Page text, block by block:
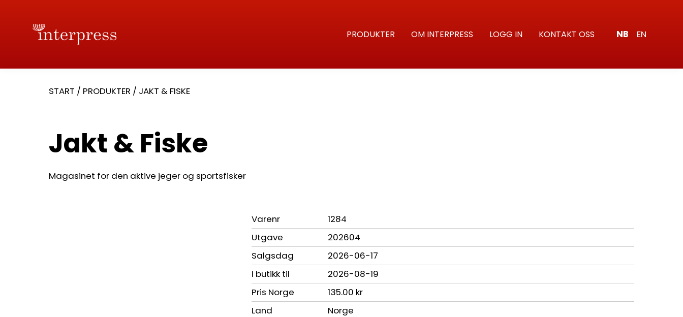
PRODUKTER OM INTERPRESS LOGG IN KONTAKT OSS NB EN
START / PRODUKTER / JAKT & FISKE
Jakt & Fiske
Magasinet for den aktive jeger og sportsfisker
Varenr
1284
Utgave
202604
Salgsdag
2026-06-17
I butikk til
2026-08-19
Pris Norge
135.00 kr
Land
Norge